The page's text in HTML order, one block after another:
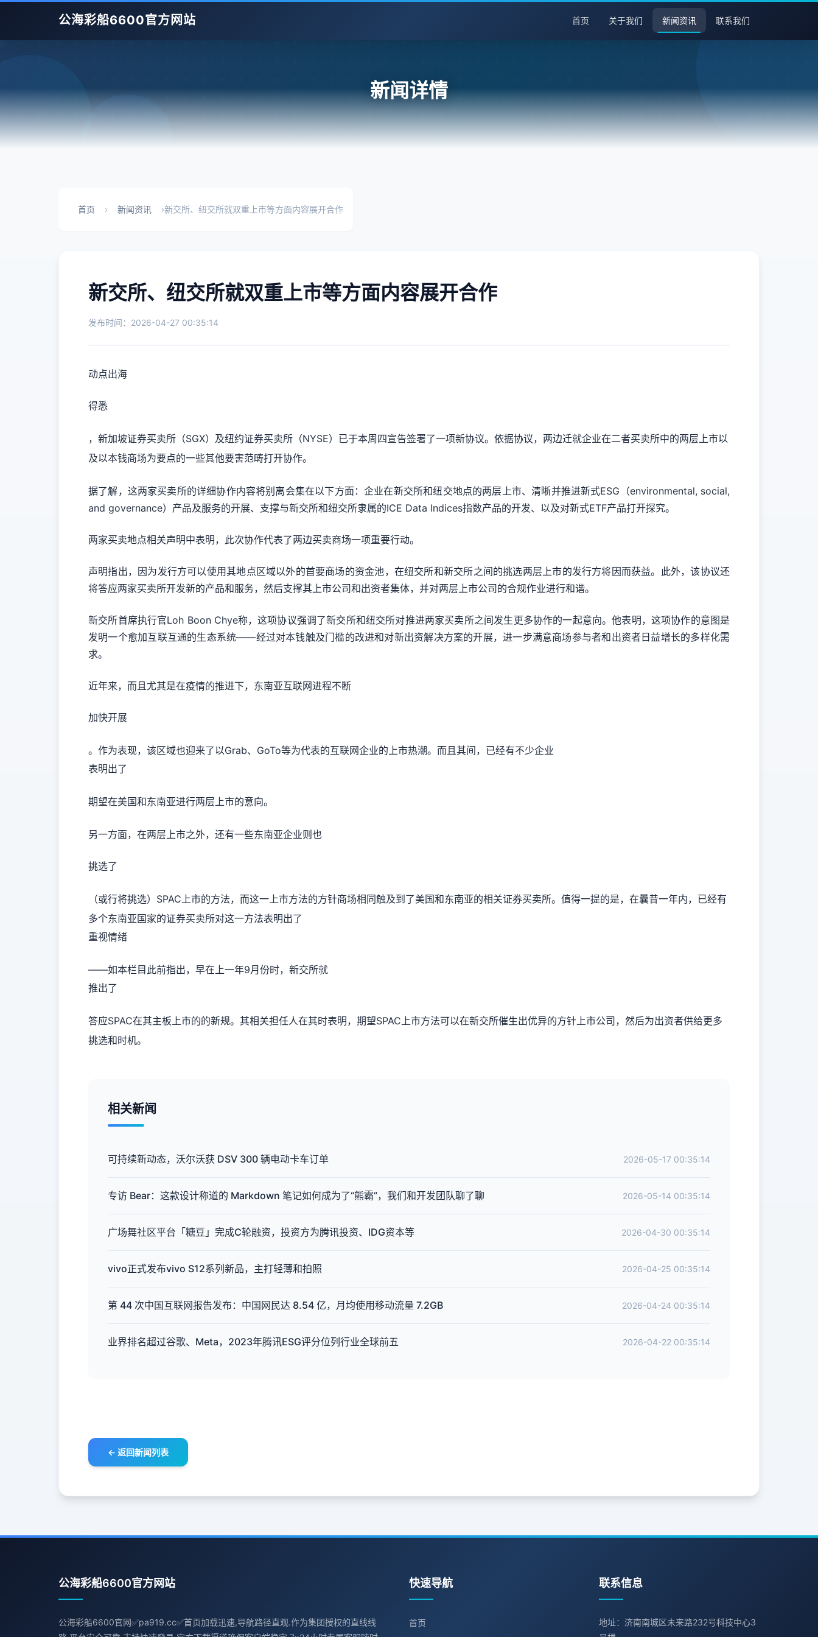
公海彩船6600官方网站 首页 关于我们 新闻资讯 联系我们
新闻详情
首页 › 新闻资讯 ›新交所、纽交所就双重上市等方面内容展开合作
新交所、纽交所就双重上市等方面内容展开合作
发布时间：2026-04-27 00:35:14
动点出海
得悉
，新加坡证券买卖所（SGX）及纽约证券买卖所（NYSE）已于本周四宣告签署了一项新协议。依据协议，两边迁就企业在二者买卖所中的两层上市以
及以本钱商场为要点的一些其他要害范畴打开协作。
据了解，这两家买卖所的详细协作内容将别离会集在以下方面：企业在新交所和纽交地点的两层上市、清晰并推进新式ESG（environmental, social,
and governance）产品及服务的开展、支撑与新交所和纽交所隶属的ICE Data Indices指数产品的开发、以及对新式ETF产品打开探究。
两家买卖地点相关声明中表明，此次协作代表了两边买卖商场一项重要行动。
声明指出，因为发行方可以使用其地点区域以外的首要商场的资金池，在纽交所和新交所之间的挑选两层上市的发行方将因而获益。此外，该协议还
将答应两家买卖所开发新的产品和服务，然后支撑其上市公司和出资者集体，并对两层上市公司的合规作业进行和谐。
新交所首席执行官Loh Boon Chye称，这项协议强调了新交所和纽交所对推进两家买卖所之间发生更多协作的一起意向。他表明，这项协作的意图是
发明一个愈加互联互通的生态系统——经过对本钱触及门槛的改进和对新出资解决方案的开展，进一步满意商场参与者和出资者日益增长的多样化需
求。
近年来，而且尤其是在疫情的推进下，东南亚互联网进程不断
加快开展
。作为表现，该区域也迎来了以Grab、GoTo等为代表的互联网企业的上市热潮。而且其间，已经有不少企业
表明出了
期望在美国和东南亚进行两层上市的意向。
另一方面，在两层上市之外，还有一些东南亚企业则也
挑选了
（或行将挑选）SPAC上市的方法，而这一上市方法的方针商场相同触及到了美国和东南亚的相关证券买卖所。值得一提的是，在曩昔一年内，已经有
多个东南亚国家的证券买卖所对这一方法表明出了
重视情绪
——如本栏目此前指出，早在上一年9月份时，新交所就
推出了
答应SPAC在其主板上市的的新规。其相关担任人在其时表明，期望SPAC上市方法可以在新交所催生出优异的方针上市公司，然后为出资者供给更多
挑选和时机。
相关新闻
可持续新动态，沃尔沃获 DSV 300 辆电动卡车订单 2026-05-17 00:35:14
专访 Bear：这款设计称道的 Markdown 笔记如何成为了“熊霸”，我们和开发团队聊了聊 2026-05-14 00:35:14
广场舞社区平台「糖豆」完成C轮融资，投资方为腾讯投资、IDG资本等 2026-04-30 00:35:14
vivo正式发布vivo S12系列新品，主打轻薄和拍照 2026-04-25 00:35:14
第 44 次中国互联网报告发布：中国网民达 8.54 亿，月均使用移动流量 7.2GB 2026-04-24 00:35:14
业界排名超过谷歌、Meta，2023年腾讯ESG评分位列行业全球前五 2026-04-22 00:35:14
← 返回新闻列表
公海彩船6600官方网站
公海彩船6600官网✅pa919.cc✅首页加载迅速,导航路径直观.作为集团授权的直线线
快速导航
首页
联系信息
地址：济南南城区未来路232号科技中心3